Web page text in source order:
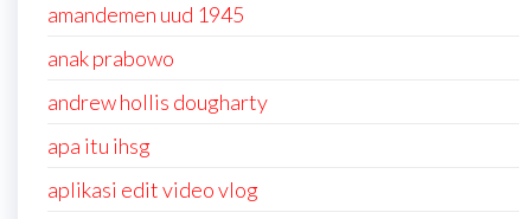
amandemen uud 1945
anak prabowo
andrew hollis dougharty
apa itu ihsg
aplikasi edit video vlog